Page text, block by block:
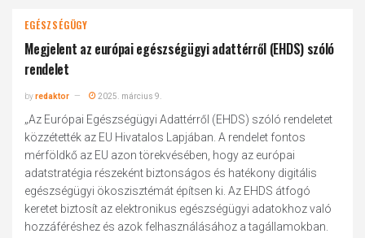
EGÉSZSÉGÜGY
Megjelent az európai egészségügyi adattérről (EHDS) szóló
rendelet
byredaktor 2025. március 9.
„Az Európai Egészségügyi Adattérről (EHDS) szóló rendeletet
közzétették az EU Hivatalos Lapjában. A rendelet fontos
mérföldkő az EU azon törekvésében, hogy az európai
adatstratégia részeként biztonságos és hatékony digitális
egészségügyi ökoszisztémát építsen ki. Az EHDS átfogó
keretet biztosít az elektronikus egészségügyi adatokhoz való
hozzáféréshez és azok felhasználásához a tagállamokban.